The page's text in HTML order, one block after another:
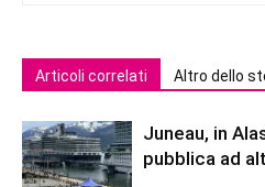
Articoli correlati Altro dello
Juneau, in
pubblica ad